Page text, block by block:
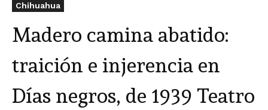
Chihuahua
Madero camina abatido:
traición e injerencia en
Días negros, de 1939 Teatro